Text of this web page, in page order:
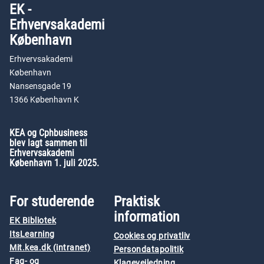
EK -
Erhvervsakademi
København
Erhvervsakademi
København
Nansensgade 19
1366 København K
KEA og Cphbusiness
blev lagt sammen til
Erhvervsakademi
København 1. juli 2025.
For studerende
EK Bibliotek
ItsLearning
Mit.kea.dk (intranet)
Fag- og
Praktisk
information
Cookies og privatliv
Persondatapolitik